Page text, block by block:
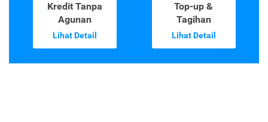
Kredit Tanpa
Agunan
Lihat Detail
Top-up &
Tagihan
Lihat Detail